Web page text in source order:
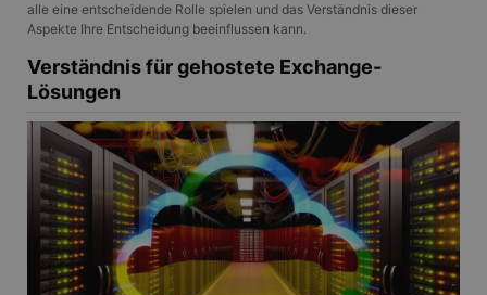
alle eine entscheidende Rolle spielen und das Verständnis dieser
Aspekte Ihre Entscheidung beeinflussen kann.
Verständnis für gehostete Exchange-
Lösungen